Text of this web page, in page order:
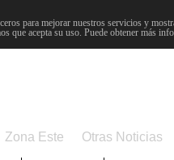
para mejorar nuestros servicios y
que acepta su uso. Puede obtener más
Zona Este Otras Noticias